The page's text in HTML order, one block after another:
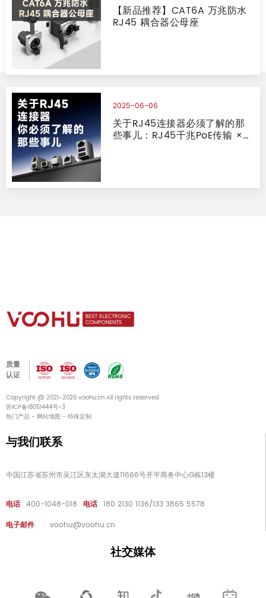
【新品推荐】CAT6A 万兆防水
RJ45 耦合器公母座
2025-06-06
关于RJ45连接器必须了解的那
些事儿：RJ45千兆PoE传输 ×
RJ45的浪涌保护方案 × RJ45中
质量
认证
Copyright @ 2021-2026 voohu.cn All rights reserved
苏ICP备18051444号-3
热门产品 - 网站地图 - 特殊定制
与我们联系
中国江苏省苏州市吴江区东太湖大道11666号开平商务中心G栋13楼
电话 400-1048-018 电话 180 2130 1136/133 3865 5578
电子邮件
voohu@voohu.cn
社交媒体